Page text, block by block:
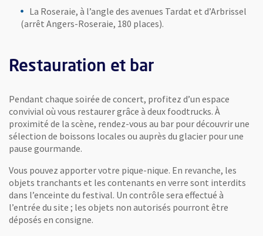
La Roseraie, à l’angle des avenues Tardat et d’Arbrissel
(arrêt Angers-Roseraie, 180 places).
Restauration et bar
Pendant chaque soirée de concert, profitez d’un espace
convivial où vous restaurer grâce à deux foodtrucks. À
proximité de la scène, rendez-vous au bar pour découvrir une
sélection de boissons locales ou auprès du glacier pour une
pause gourmande.
Vous pouvez apporter votre pique-nique. En revanche, les
objets tranchants et les contenants en verre sont interdits
dans l’enceinte du festival. Un contrôle sera effectué à
l’entrée du site ; les objets non autorisés pourront être
déposés en consigne.